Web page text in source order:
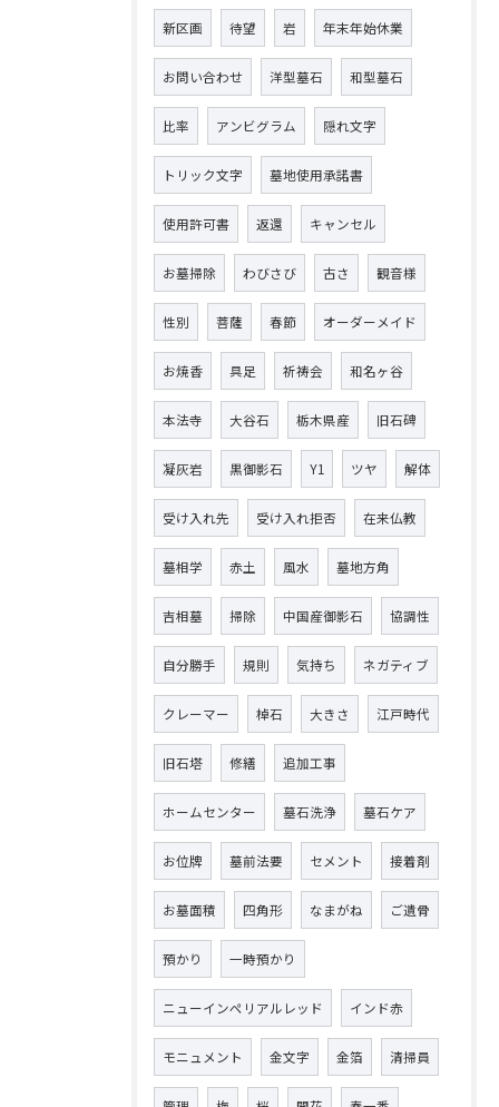
新区画 待望 岩 年末年始休業
お問い合わせ 洋型墓石 和型墓石
比率 アンビグラム 隠れ文字
トリック文字 墓地使用承諾書
使用許可書 返還 キャンセル
お墓掃除 わびさび 古さ 観音様
性別 菩薩 春節 オーダーメイド
お焼香 具足 祈祷会 和名ヶ谷
本法寺 大谷石 栃木県産 旧石碑
凝灰岩 黒御影石 Y1 ツヤ 解体
受け入れ先 受け入れ拒否 在来仏教
墓相学 赤土 風水 墓地方角
吉相墓 掃除 中国産御影石 協調性
自分勝手 規則 気持ち ネガティブ
クレーマー 棹石 大きさ 江戸時代
旧石塔 修繕 追加工事
ホームセンター 墓石洗浄 墓石ケア
お位牌 墓前法要 セメント 接着剤
お墓面積 四角形 なまがね ご遺骨
預かり 一時預かり
ニューインペリアルレッド インド赤
モニュメント 金文字 金箔 清掃員